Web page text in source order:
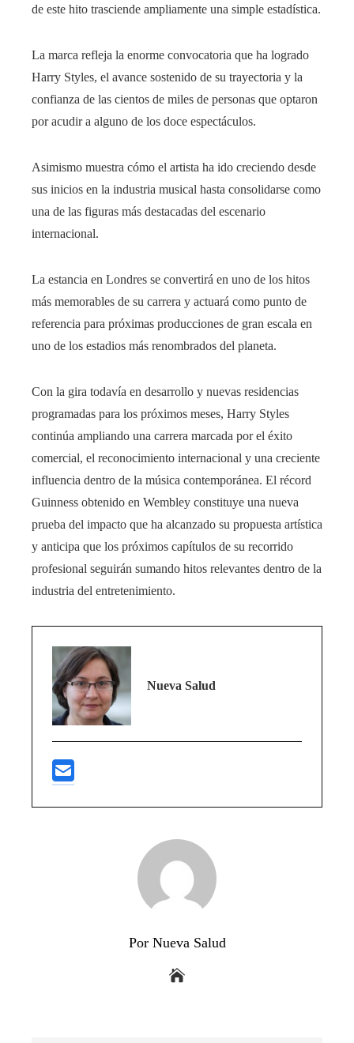
de este hito trasciende ampliamente una simple estadística.
La marca refleja la enorme convocatoria que ha logrado
Harry Styles, el avance sostenido de su trayectoria y la
confianza de las cientos de miles de personas que optaron
por acudir a alguno de los doce espectáculos.
Asimismo muestra cómo el artista ha ido creciendo desde
sus inicios en la industria musical hasta consolidarse como
una de las figuras más destacadas del escenario
internacional.
La estancia en Londres se convertirá en uno de los hitos
más memorables de su carrera y actuará como punto de
referencia para próximas producciones de gran escala en
uno de los estadios más renombrados del planeta.
Con la gira todavía en desarrollo y nuevas residencias
programadas para los próximos meses, Harry Styles
continúa ampliando una carrera marcada por el éxito
comercial, el reconocimiento internacional y una creciente
influencia dentro de la música contemporánea. El récord
Guinness obtenido en Wembley constituye una nueva
prueba del impacto que ha alcanzado su propuesta artística
y anticipa que los próximos capítulos de su recorrido
profesional seguirán sumando hitos relevantes dentro de la
industria del entretenimiento.
Nueva Salud
Por Nueva Salud